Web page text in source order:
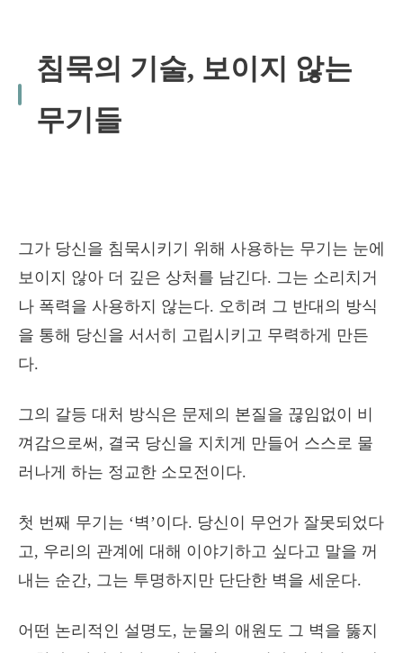
침묵의 기술, 보이지 않는
무기들
그가 당신을 침묵시키기 위해 사용하는 무기는 눈에
보이지 않아 더 깊은 상처를 남긴다. 그는 소리치거
나 폭력을 사용하지 않는다. 오히려 그 반대의 방식
을 통해 당신을 서서히 고립시키고 무력하게 만든
다.
그의 갈등 대처 방식은 문제의 본질을 끊임없이 비
껴감으로써, 결국 당신을 지치게 만들어 스스로 물
러나게 하는 정교한 소모전이다.
첫 번째 무기는 ‘벽’이다. 당신이 무언가 잘못되었다
고, 우리의 관계에 대해 이야기하고 싶다고 말을 꺼
내는 순간, 그는 투명하지만 단단한 벽을 세운다.
어떤 논리적인 설명도, 눈물의 애원도 그 벽을 뚫지